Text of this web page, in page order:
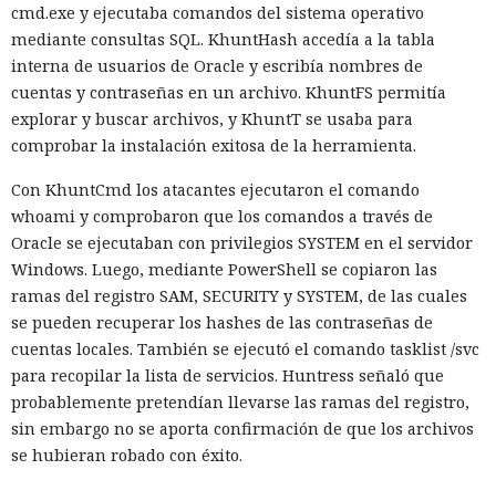
El canadiense Connor Riley Muka ganó dinero durante
muchos meses con datos robados de otras personas, antes
de ser detenido y entregado a la justicia estadounidense por
uno de los mayores hackeos de los últimos años — ataque a
la plataforma en la nube Snowflake.
Muka, de 26 años, se declaró culpable de cargos de fraude
cmd.exe y ejecutaba comandos del sistema operativo
mediante consultas SQL. KhuntHash accedía a la tabla
interna de usuarios de Oracle y escribía nombres de
cuentas y contraseñas en un archivo. KhuntFS permitía
explorar y buscar archivos, y KhuntT se usaba para
comprobar la instalación exitosa de la herramienta.
Con KhuntCmd los atacantes ejecutaron el comando
whoami y comprobaron que los comandos a través de
Oracle se ejecutaban con privilegios SYSTEM en el servidor
Windows. Luego, mediante PowerShell se copiaron las
ramas del registro SAM, SECURITY y SYSTEM, de las cuales
se pueden recuperar los hashes de las contraseñas de
cuentas locales. También se ejecutó el comando tasklist /svc
para recopilar la lista de servicios. Huntress señaló que
probablemente pretendían llevarse las ramas del registro,
sin embargo no se aporta confirmación de que los archivos
se hubieran robado con éxito.